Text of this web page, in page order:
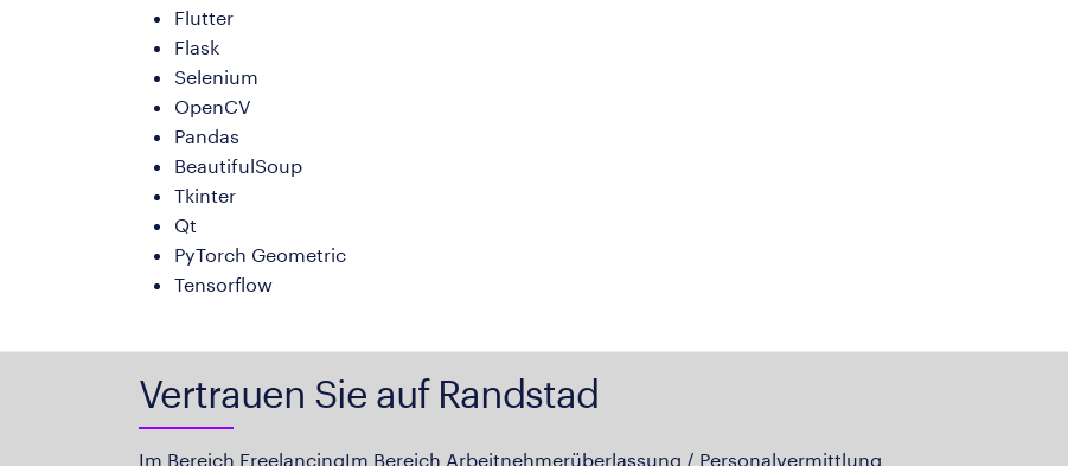
Flutter
Flask
Selenium
OpenCV
Pandas
BeautifulSoup
Tkinter
Qt
PyTorch Geometric
Tensorflow
Vertrauen Sie auf Randstad
Im Bereich FreelancingIm Bereich Arbeitnehmerüberlassung / Personalvermittlung